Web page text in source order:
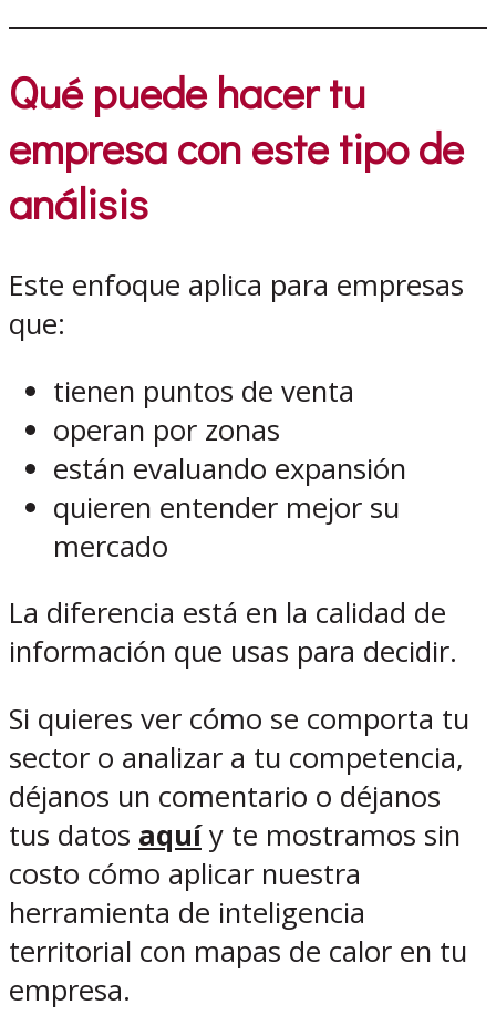
Qué puede hacer tu
empresa con este tipo de
análisis
Este enfoque aplica para empresas
que:
tienen puntos de venta
operan por zonas
están evaluando expansión
quieren entender mejor su
mercado
La diferencia está en la calidad de
información que usas para decidir.
Si quieres ver cómo se comporta tu
sector o analizar a tu competencia,
déjanos un comentario o déjanos
tus datos aquíy te mostramos sin
costo cómo aplicar nuestra
herramienta de inteligencia
territorial con mapas de calor en tu
empresa.